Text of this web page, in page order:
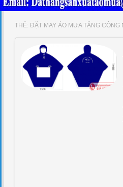
THẺ: ĐẶT MAY ÁO MƯA TẶNG CÔNG